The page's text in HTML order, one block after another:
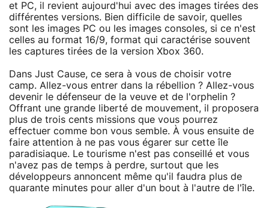
et PC, il revient aujourd'hui avec des images tirées des
différentes versions. Bien difficile de savoir, quelles
sont les images PC ou les images consoles, si ce n'est
celles au format 16/9, format qui caractérise souvent
les captures tirées de la version Xbox 360.
Dans Just Cause, ce sera à vous de choisir votre
camp. Allez-vous entrer dans la rébellion ? Allez-vous
devenir le défenseur de la veuve et de l'orphelin ?
Offrant une grande liberté de mouvement, il proposera
plus de trois cents missions que vous pourrez
effectuer comme bon vous semble. À vous ensuite de
faire attention à ne pas vous égarer sur cette île
paradisiaque. Le tourisme n'est pas conseillé et vous
n'avez pas de temps à perdre, surtout que les
développeurs annoncent même qu'il faudra plus de
quarante minutes pour aller d'un bout à l'autre de l'île.